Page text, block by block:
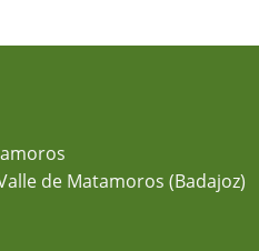
de Matamoros (Badajoz)